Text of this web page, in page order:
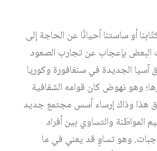
أو ساستنا أحيانًا عن الحاجة إلى
البعض بإعجاب عن تجارب الصعود
الجديدة في سنغافورة وكوريا
وهو نهوض كان قوامه الشفافية
هذا وذاك إرساء أسس مجتمع جديد
المواطَنة والتساوي بين أفراد
وهو تساوٍ قد يعني في ما